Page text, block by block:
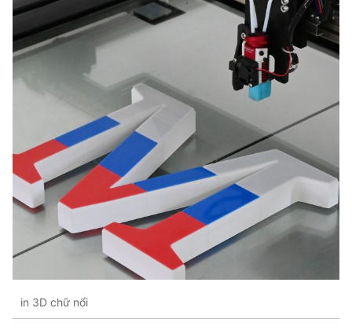
in 3D chữ nổi